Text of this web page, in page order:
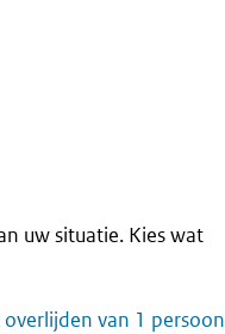
uw situatie. Kies wat
van 1 persoon